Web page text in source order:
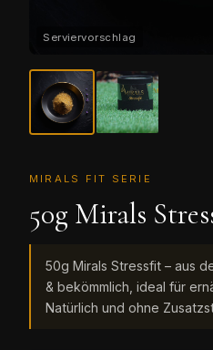
MIRALS FIT SERIE
50g Mirals
50g Mirals Stressfit – aus
& bekömmlich, ideal für
Natürlich und ohne